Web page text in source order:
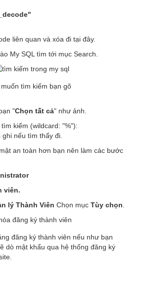
liên quan và xóa đi tại đây.
My SQL tìm tới mục Search.
tìm kiếm bạn gõ
"Chọn tất cả" như ảnh.
kiếm (wildcard: "%"):
nếu tìm thấy đi.
an toàn hơn bạn nên làm các bước
viên.
lý Thành Viên Chọn mục Tùy chọn
đăng ký thành viên nếu như bạn
dò mật khẩu qua hệ thống đăng ký